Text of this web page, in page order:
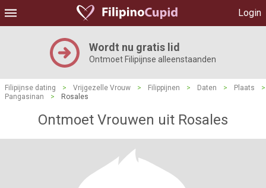
Login
Wordt nu gratis lid
Ontmoet Filipijnse alleenstaanden
Filipijnse dating > Vrijgezelle Vrouw > Filippijnen > Daten > Plaats
>
Pangasinan
> Rosales
Ontmoet Vrouwen uit Rosales